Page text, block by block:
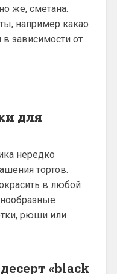
же, сметана.
например какао
зависимости от
для
нередко
тортов.
в любой
рюши или
«black